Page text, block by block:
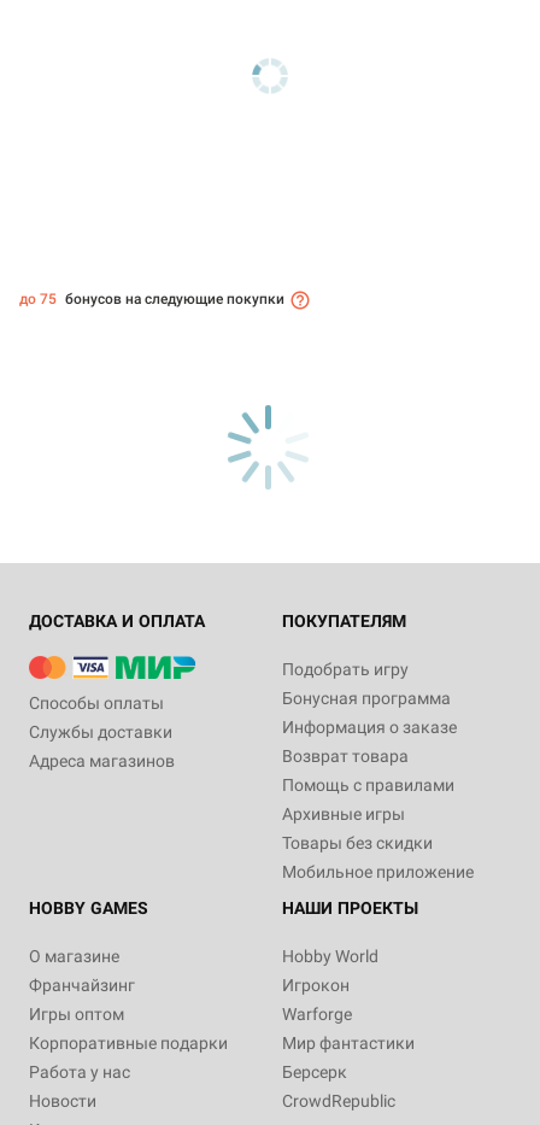
до 75 бонусов на следующие покупки
ДОСТАВКА И ОПЛАТА
Способы оплаты
Службы доставки
Адреса магазинов
ПОКУПАТЕЛЯМ
Подобрать игру
Бонусная программа
Информация о заказе
Возврат товара
Помощь с правилами
Архивные игры
Товары без скидки
Мобильное приложение
HOBBY GAMES
О магазине
Франчайзинг
Игры оптом
Корпоративные подарки
Работа у нас
Новости
НАШИ ПРОЕКТЫ
Hobby World
Игрокон
Warforge
Мир фантастики
Берсерк
CrowdRepublic